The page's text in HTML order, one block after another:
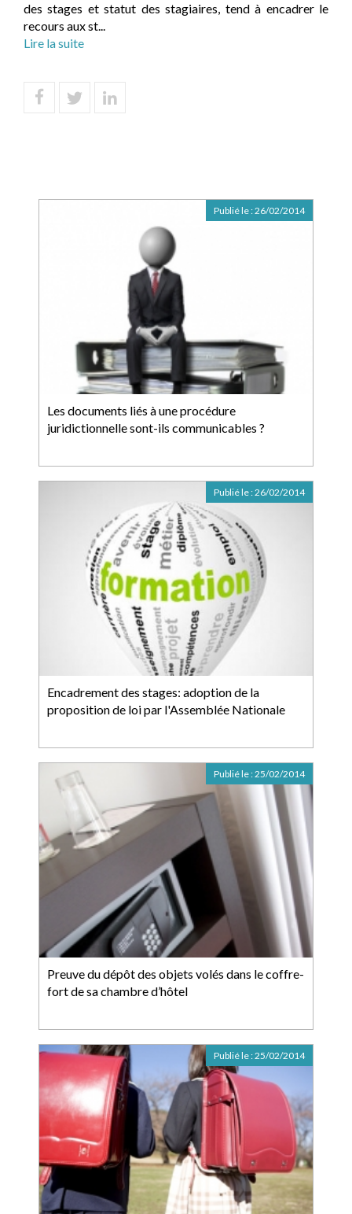
des stages et statut des stagiaires, tend à encadrer le
recours aux st...
Lire la suite
Les documents liés à une procédure
juridictionnelle sont-ils communicables ?
Publié le :26/02/2014
Encadrement des stages: adoption de la
proposition de loi par l'Assemblée Nationale
Publié le :26/02/2014
Preuve du dépôt des objets volés dans le coffre-
fort de sa chambre d’hôtel
Publié le :25/02/2014
Publié le :25/02/2014